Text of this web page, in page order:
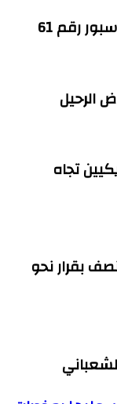
رقم 61
الرحيل
تجاه
بقرار نحو